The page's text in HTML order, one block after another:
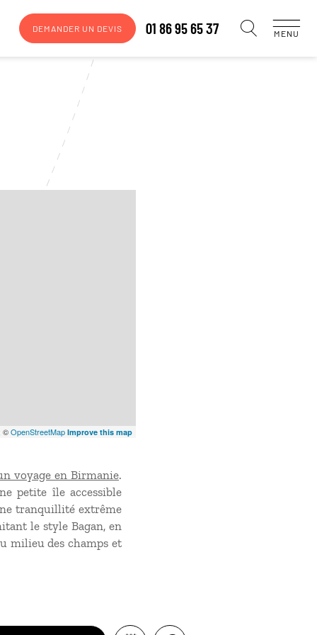
DEMANDER UN DEVIS 01 86 95 65 37 MENU
©OpenStreetMap Improve this map
voyage en Birmanie.
petite île accessible
tranquillité extrême
le style Bagan, en
milieu des champs et